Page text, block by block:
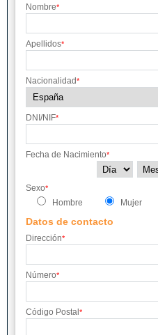
Nombre*
Apellidos*
Nacionalidad*
DNI/NIF*
Fecha de Nacimiento*
Sexo*
Hombre Mujer
Datos de contacto
Dirección*
Número*
Código Postal *